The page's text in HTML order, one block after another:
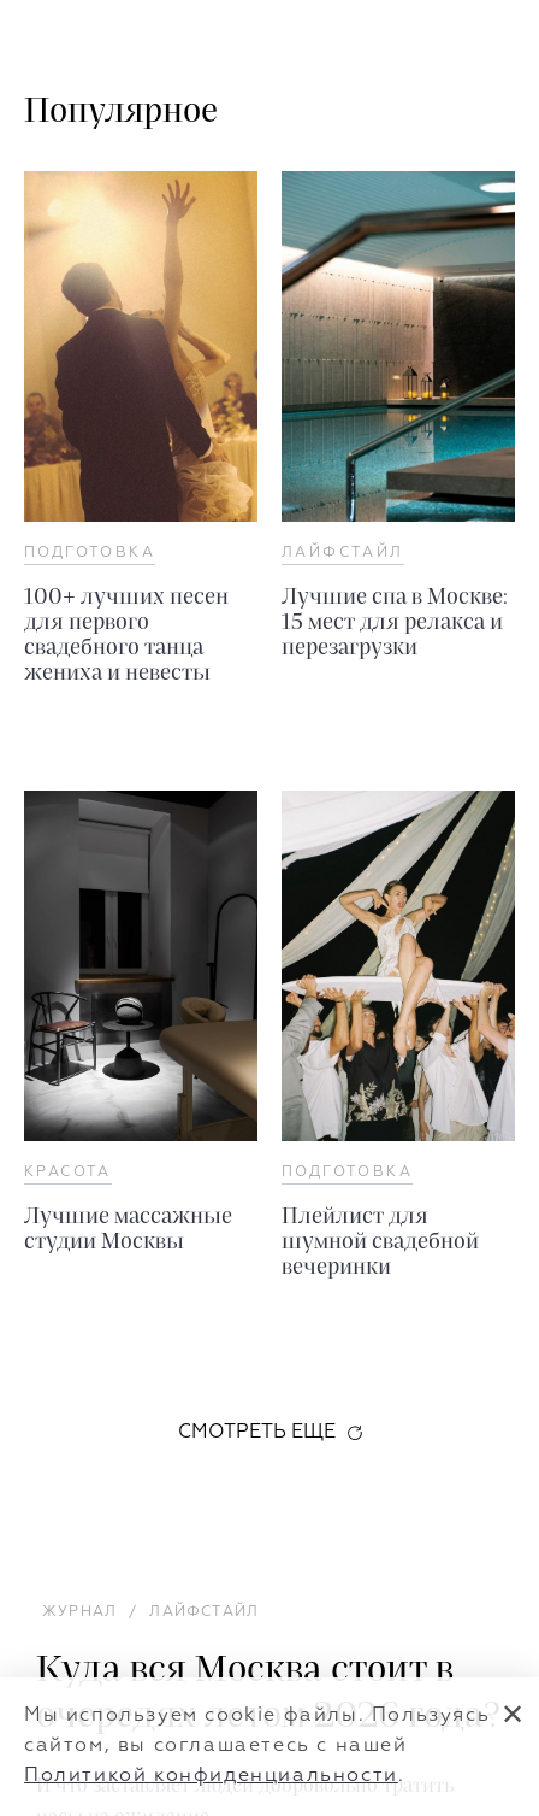
Популярное
ПОДГОТОВКА
100+ лучших песен
для первого
свадебного танца
жениха и невесты
ЛАЙФСТАЙЛ
Лучшие спа в Москве:
15 мест для релакса и
перезагрузки
КРАСОТА
Лучшие массажные
студии Москвы
ПОДГОТОВКА
Плейлист для
шумной свадебной
вечеринки
СМОТРЕТЬ ЕЩЕ
ЖУРНАЛ / ЛАЙФСТАЙЛ
Куда вся Москва стоит в
очередях летом 2026 года?
И что заставляет людей добровольно тратить
Мы используем cookie файлы. Пользуясь
сайтом, вы соглашаетесь с нашей
Политикой конфиденциальности .
✕